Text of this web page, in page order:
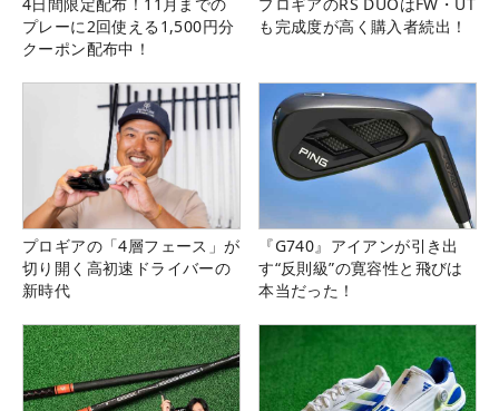
4日間限定配布！11月までの
プレーに2回使える1,500円分
クーポン配布中！
プロギアのRS DUOはFW・UT
も完成度が高く購入者続出！
プロギアの「4層フェース」が
切り開く高初速ドライバーの
新時代
『G740』アイアンが引き出
す“反則級”の寛容性と飛びは
本当だった！